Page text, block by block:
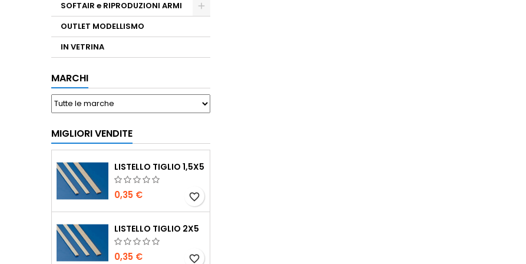
SOFTAIR e RIPRODUZIONI ARMI
OUTLET MODELLISMO
IN VETRINA
MARCHI
MIGLIORI VENDITE
LISTELLO TIGLIO 1,5X5
0,35 € favorite_border
LISTELLO TIGLIO 2X5
0,35 € favorite_border